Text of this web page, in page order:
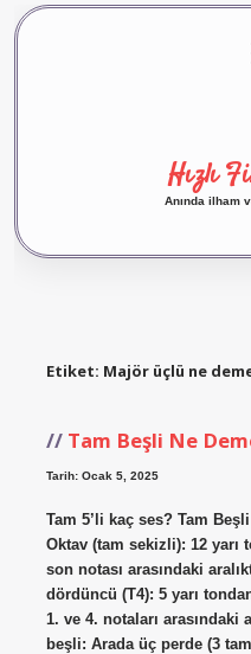
Gizlilik
Hızlı
Anında ilham
Etiket: Majör üçlü ne
Tam Beşli Ne
Tarih: Ocak 5, 2025
Tam 5’li kaç ses? Tam
Oktav (tam sekizli): 12 yarı
son notası arasındaki
dördüncü (T4): 5 yarı
1. ve 4. notaları arasındaki
beşli: Arada üç perde (3